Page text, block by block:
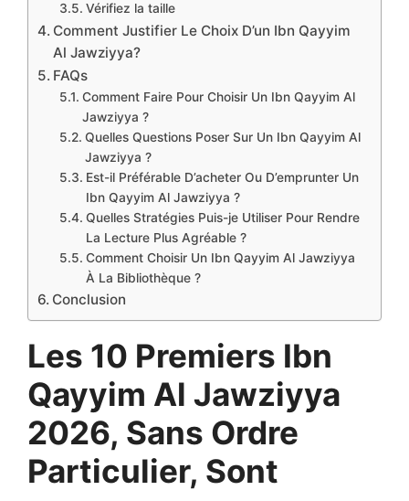
Vérifiez la taille
Comment Justifier Le Choix D’un Ibn Qayyim
Al Jawziyya?
FAQs
Comment Faire Pour Choisir Un Ibn Qayyim Al
Jawziyya ?
Quelles Questions Poser Sur Un Ibn Qayyim Al
Jawziyya ?
Est-il Préférable D’acheter Ou D’emprunter Un
Ibn Qayyim Al Jawziyya ?
Quelles Stratégies Puis-je Utiliser Pour Rendre
La Lecture Plus Agréable ?
Comment Choisir Un Ibn Qayyim Al Jawziyya
À La Bibliothèque ?
Conclusion
Les 10 Premiers Ibn
Qayyim Al Jawziyya
2026, Sans Ordre
Particulier, Sont